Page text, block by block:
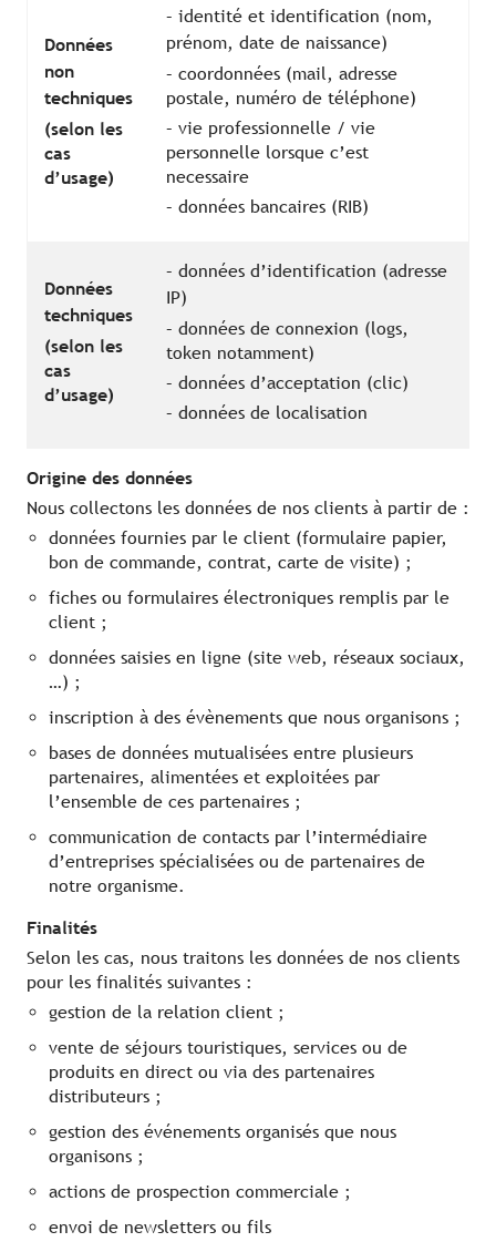
Données
non
techniques
(selon les
cas
d’usage)
– identité et identification (nom,
prénom, date de naissance)
– coordonnées (mail, adresse
postale, numéro de téléphone)
– vie professionnelle / vie
personnelle lorsque c’est
necessaire
– données bancaires (RIB)
Données
techniques
(selon les
cas
d’usage)
– données d’identification (adresse
IP)
– données de connexion (logs,
token notamment)
– données d’acceptation (clic)
– données de localisation
Origine des données
Nous collectons les données de nos clients à partir de :
données fournies par le client (formulaire papier,
bon de commande, contrat, carte de visite) ;
fiches ou formulaires électroniques remplis par le
client ;
données saisies en ligne (site web, réseaux sociaux,
…) ;
inscription à des évènements que nous organisons ;
bases de données mutualisées entre plusieurs
partenaires, alimentées et exploitées par
l’ensemble de ces partenaires ;
communication de contacts par l’intermédiaire
d’entreprises spécialisées ou de partenaires de
notre organisme.
Finalités
Selon les cas, nous traitons les données de nos clients
pour les finalités suivantes :
gestion de la relation client ;
vente de séjours touristiques, services ou de
produits en direct ou via des partenaires
distributeurs ;
gestion des événements organisés que nous
organisons ;
actions de prospection commerciale ;
envoi de newsletters ou fils